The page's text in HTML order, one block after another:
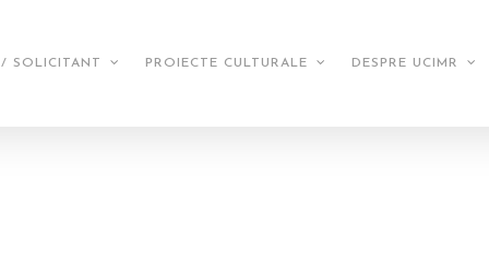
SOLICITANT PROIECTE CULTURALE DESPRE UCIMR